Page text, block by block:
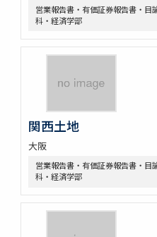
営業報告書・有価証券報告書・目
科・経済学部
関西土地
大阪
営業報告書・有価証券報告書・目
科・経済学部